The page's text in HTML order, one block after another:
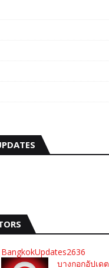
BangkokUpdates2636
บางกอกอัปเดต